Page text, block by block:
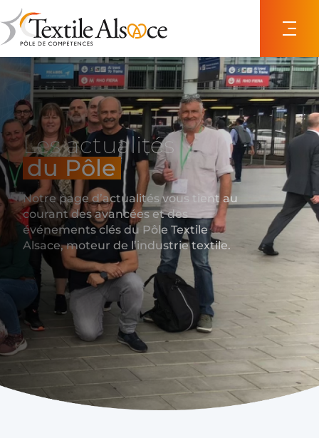
Les actualités
du Pôle
Notre page d’actualités vous tient au
courant des avancées et des
événements clés du Pôle Textile
Alsace, moteur de l’industrie textile.
Panneau de gestion des cookies